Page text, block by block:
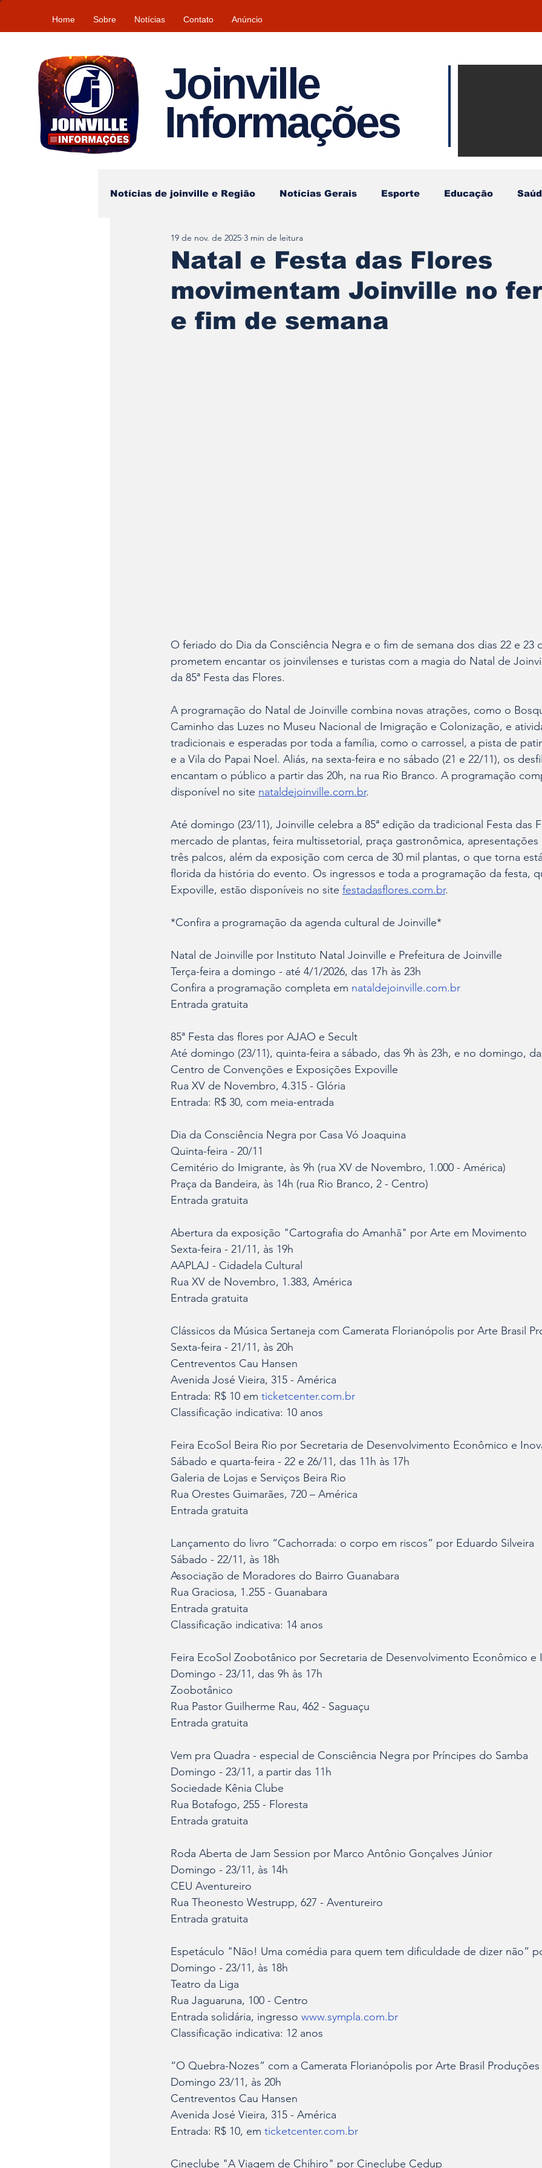
Home Sobre Notícias Contato Anúncio
Joinville
Informações
Notícias de joinville e Região Notícias Gerais Esporte Educação
Tempo\clima
Natal e Festa das Flores
movimentam Joinville no
e fim de semana
19 de nov. de 2025 3 min de leitura
O feriado do Dia da Consciência Negra e o fim de semana dos dias 22 e 23
prometem encantar os joinvilenses e turistas com a magia do Natal de
da 85ª Festa das Flores.
A programação do Natal de Joinville combina novas atrações, como o
Caminho das Luzes no Museu Nacional de Imigração e Colonização, e
tradicionais e esperadas por toda a família, como o carrossel, a pista de
e a Vila do Papai Noel. Aliás, na sexta-feira e no sábado (21 e 22/11), os
encantam o público a partir das 20h, na rua Rio Branco. A programação
disponível no site nataldejoinville.com.br.
Até domingo (23/11), Joinville celebra a 85ª edição da tradicional Festa das
mercado de plantas, feira multissetorial, praça gastronômica, apresentações
três palcos, além da exposição com cerca de 30 mil plantas, o que torna
florida da história do evento. Os ingressos e toda a programação da festa,
Expoville, estão disponíveis no site festadasflores.com.br.
*Confira a programação da agenda cultural de Joinville*
Natal de Joinville por Instituto Natal Joinville e Prefeitura de Joinville
Terça-feira a domingo - até 4/1/2026, das 17h às 23h
Confira a programação completa em nataldejoinville.com.br
Entrada gratuita
85ª Festa das flores por AJAO e Secult
Até domingo (23/11), quinta-feira a sábado, das 9h às 23h, e no domingo,
Centro de Convenções e Exposições Expoville
Rua XV de Novembro, 4.315 - Glória
Entrada: R$ 30, com meia-entrada
Dia da Consciência Negra por Casa Vó Joaquina
Quinta-feira - 20/11
Cemitério do Imigrante, às 9h (rua XV de Novembro, 1.000 - América)
Praça da Bandeira, às 14h (rua Rio Branco, 2 - Centro)
Entrada gratuita
Abertura da exposição "Cartografia do Amanhã" por Arte em Movimento
Sexta-feira - 21/11, às 19h
AAPLAJ - Cidadela Cultural
Rua XV de Novembro, 1.383, América
Entrada gratuita
Clássicos da Música Sertaneja com Camerata Florianópolis por Arte Brasil
Sexta-feira - 21/11, às 20h
Centreventos Cau Hansen
Avenida José Vieira, 315 - América
Entrada: R$ 10 em ticketcenter.com.br
Classificação indicativa: 10 anos
Feira EcoSol Beira Rio por Secretaria de Desenvolvimento Econômico e
Sábado e quarta-feira - 22 e 26/11, das 11h às 17h
Galeria de Lojas e Serviços Beira Rio
Rua Orestes Guimarães, 720 – América
Entrada gratuita
Lançamento do livro “Cachorrada: o corpo em riscos” por Eduardo Silveira
Sábado - 22/11, às 18h
Associação de Moradores do Bairro Guanabara
Rua Graciosa, 1.255 - Guanabara
Entrada gratuita
Classificação indicativa: 14 anos
Feira EcoSol Zoobotânico por Secretaria de Desenvolvimento Econômico e
Domingo - 23/11, das 9h às 17h
Zoobotânico
Rua Pastor Guilherme Rau, 462 - Saguaçu
Entrada gratuita
Vem pra Quadra - especial de Consciência Negra por Príncipes do Samba
Domingo - 23/11, a partir das 11h
Sociedade Kênia Clube
Rua Botafogo, 255 - Floresta
Entrada gratuita
Roda Aberta de Jam Session por Marco Antônio Gonçalves Júnior
Domingo - 23/11, às 14h
CEU Aventureiro
Rua Theonesto Westrupp, 627 - Aventureiro
Entrada gratuita
Espetáculo "Não! Uma comédia para quem tem dificuldade de dizer não”
Domingo - 23/11, às 18h
Teatro da Liga
Rua Jaguaruna, 100 - Centro
Entrada solidária, ingresso www.sympla.com.br
Classificação indicativa: 12 anos
“O Quebra-Nozes” com a Camerata Florianópolis por Arte Brasil Produções
Domingo 23/11, às 20h
Centreventos Cau Hansen
Avenida José Vieira, 315 - América
Entrada: R$ 10, em ticketcenter.com.br
Cineclube "A Viagem de Chihiro" por Cineclube Cedup